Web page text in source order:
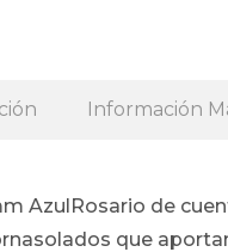
Información
AzulRosario de
que